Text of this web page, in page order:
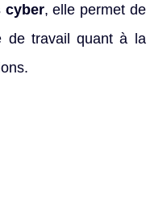
cyber, elle permet de
de travail quant à la